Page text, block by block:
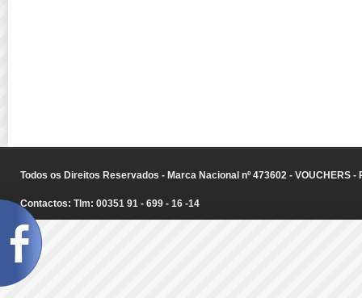
Todos os Direitos Reservados - Marca Nacional nº 473602 - VOUCHERS
Contactos: Tlm: 00351 91 - 699 - 16 -14